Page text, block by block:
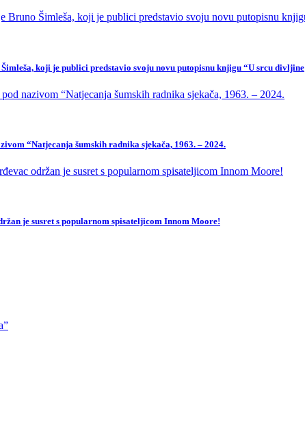
koji je publici predstavio svoju novu putopisnu knjigu “U srcu divljine
“Natjecanja šumskih radnika sjekača, 1963. – 2024.
je susret s popularnom spisateljicom Innom Moore!